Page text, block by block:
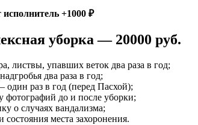
+1000 ₽
уборка — 20000 руб.
листвы, упавших веток два раза в год;
два раза в год;
один раз в год (перед Пасхой);
фотографий до и после уборки;
о случаях вандализма;
состояния места захоронения.